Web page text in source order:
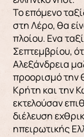
Το επόμενο
στη Λέρο, θα
πλοίου. Ενα
Σεπτεμβρίου,
Αλεξάνδρεια
προορισμό την
Κρήτη και την
εκτελούσαν
διέλευση
ηπειρωτικής